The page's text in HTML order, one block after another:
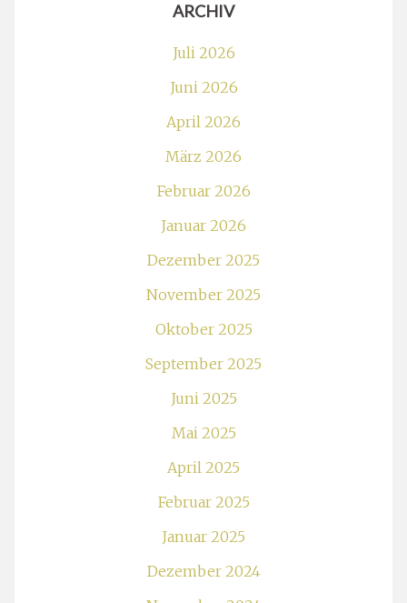
ARCHIV
Juli 2026
Juni 2026
April 2026
März 2026
Februar 2026
Januar 2026
Dezember 2025
November 2025
Oktober 2025
September 2025
Juni 2025
Mai 2025
April 2025
Februar 2025
Januar 2025
Dezember 2024